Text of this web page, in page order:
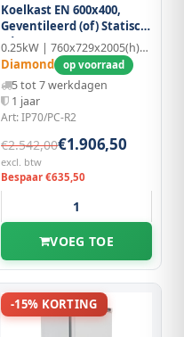
Koelkast EN 600x400,
Geventileerd (of) Statisch,
1deur
0.25kW | 760x729x2005(h)mm
Diamond op voorraad
5 tot 7 werkdagen
1 jaar
Art: IP70/PC-R2
€2.542,00€1.906,50
excl. btw
Bespaar €635,50
VOEG TOE
-15% KORTING